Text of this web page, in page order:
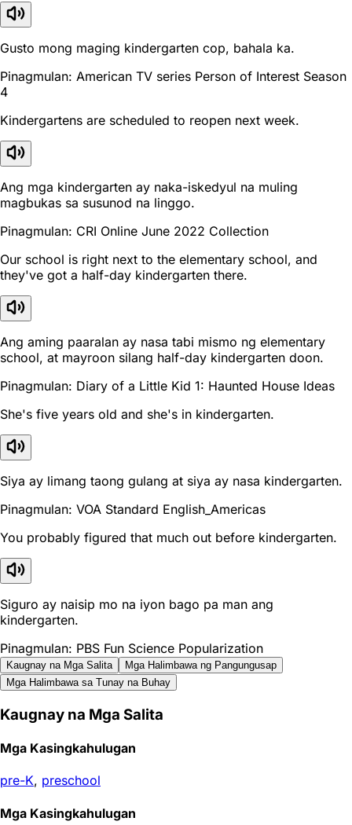
Gusto mong maging kindergarten cop, bahala ka.
Pinagmulan: American TV series Person of Interest Season
4
Kindergartens are scheduled to reopen next week.
Ang mga kindergarten ay naka-iskedyul na muling
magbukas sa susunod na linggo.
Pinagmulan: CRI Online June 2022 Collection
Our school is right next to the elementary school, and
they've got a half-day kindergarten there.
Ang aming paaralan ay nasa tabi mismo ng elementary
school, at mayroon silang half-day kindergarten doon.
Pinagmulan: Diary of a Little Kid 1: Haunted House Ideas
She's five years old and she's in kindergarten.
Siya ay limang taong gulang at siya ay nasa kindergarten.
Pinagmulan: VOA Standard English_Americas
You probably figured that much out before kindergarten.
Siguro ay naisip mo na iyon bago pa man ang
kindergarten.
Pinagmulan: PBS Fun Science Popularization
Kaugnay na Mga Salita
Mga Halimbawa ng Pangungusap
Mga Halimbawa sa Tunay na Buhay
Kaugnay na Mga Salita
Mga Kasingkahulugan
pre-K, preschool
Mga Kasingkahulugan